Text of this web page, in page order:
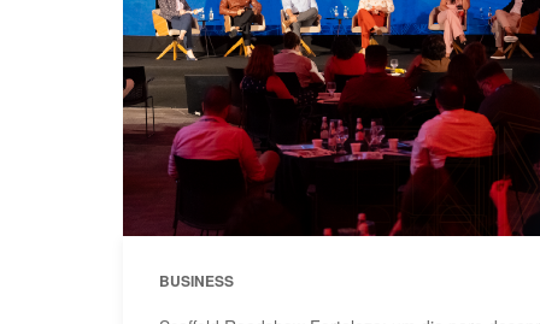
BUSINESS